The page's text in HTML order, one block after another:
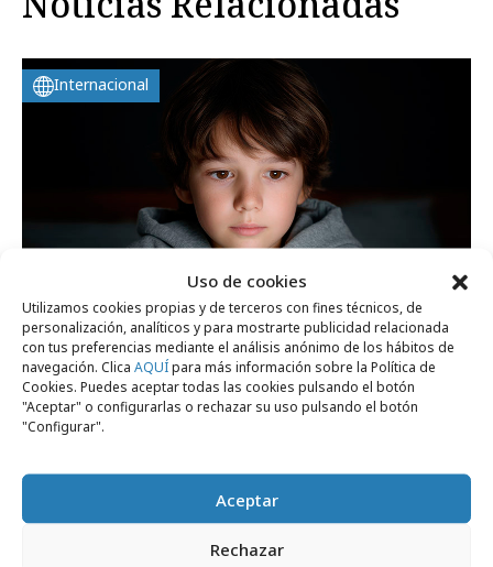
Uso de cookies
Utilizamos cookies propias y de terceros con fines técnicos, de
personalización, analíticos y para mostrarte publicidad relacionada
con tus preferencias mediante el análisis anónimo de los hábitos de
navegación. Clica AQUÍpara más información sobre la Política de
Cookies. Puedes aceptar todas las cookies pulsando el botón
"Aceptar" o configurarlas o rechazar su uso pulsando el botón
"Configurar".
Aceptar
Rechazar
Internacional
viernes, 24 de julio 2026
Francia aprueba la prohibición de las
redes sociales a menores de 15 años